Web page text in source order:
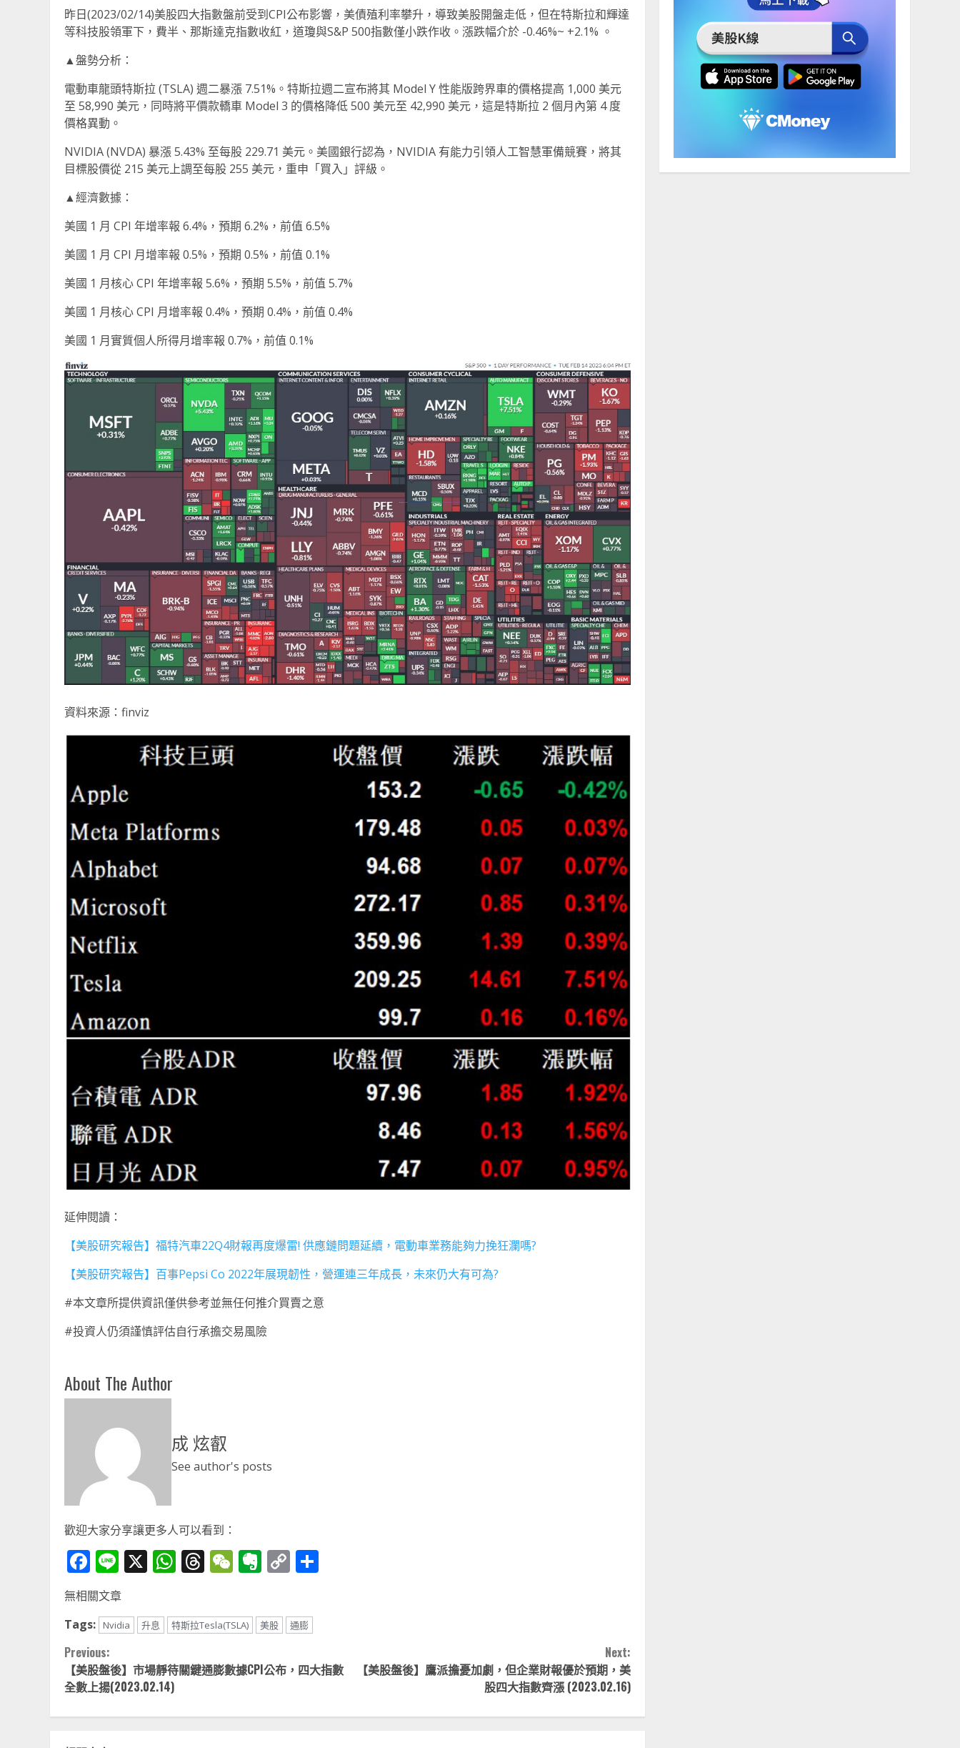
昨日(2023/02/14)美股四大指數盤前受到CPI公布影響，美債殖利率攀升，導致美股開盤走低，但在特斯拉和輝達
等科技股領軍下，費半、那斯達克指數收紅，道瓊與S&P 500指數僅小跌作收。漲跌幅介於 -0.46%~ +2.1% 。
▲盤勢分析：
電動車龍頭特斯拉 (TSLA) 週二暴漲 7.51%。特斯拉週二宣布將其 Model Y 性能版跨界車的價格提高 1,000 美元
至 58,990 美元，同時將平價款轎車 Model 3 的價格降低 500 美元至 42,990 美元，這是特斯拉 2 個月內第 4 度
價格異動。
NVIDIA (NVDA) 暴漲 5.43% 至每股 229.71 美元。美國銀行認為，NVIDIA 有能力引領人工智慧軍備競賽，將其
目標股價從 215 美元上調至每股 255 美元，重申「買入」評級。
▲經濟數據：
美國 1 月 CPI 年增率報 6.4%，預期 6.2%，前值 6.5%
美國 1 月 CPI 月增率報 0.5%，預期 0.5%，前值 0.1%
美國 1 月核心 CPI 年增率報 5.6%，預期 5.5%，前值 5.7%
美國 1 月核心 CPI 月增率報 0.4%，預期 0.4%，前值 0.4%
美國 1 月實質個人所得月增率報 0.7%，前值 0.1%
資料來源：finviz
延伸閱讀：
【美股研究報告】福特汽車22Q4財報再度爆雷! 供應鏈問題延續，電動車業務能夠力挽狂瀾嗎?
【美股研究報告】百事Pepsi Co 2022年展現韌性，營運連三年成長，未來仍大有可為?
#本文章所提供資訊僅供參考並無任何推介買賣之意
#投資人仍須謹慎評估自行承擔交易風險
About The Author
成 炫叡
See author's posts
歡迎大家分享讓更多人可以看到：
Facebook
Line
X WhatsApp
Threads
WeChat
Evernote
Copy
無相關文章
Tags:
Nvidia 升息 特斯拉Tesla(TSLA) 美股 通膨
Continue
Reading
Previous:
【美股盤後】市場靜待關鍵通膨數據CPI公布，四大指數
全數上揚(2023.02.14)
Next:
【美股盤後】鷹派擔憂加劇，但企業財報優於預期，美
股四大指數齊漲 (2023.02.16)